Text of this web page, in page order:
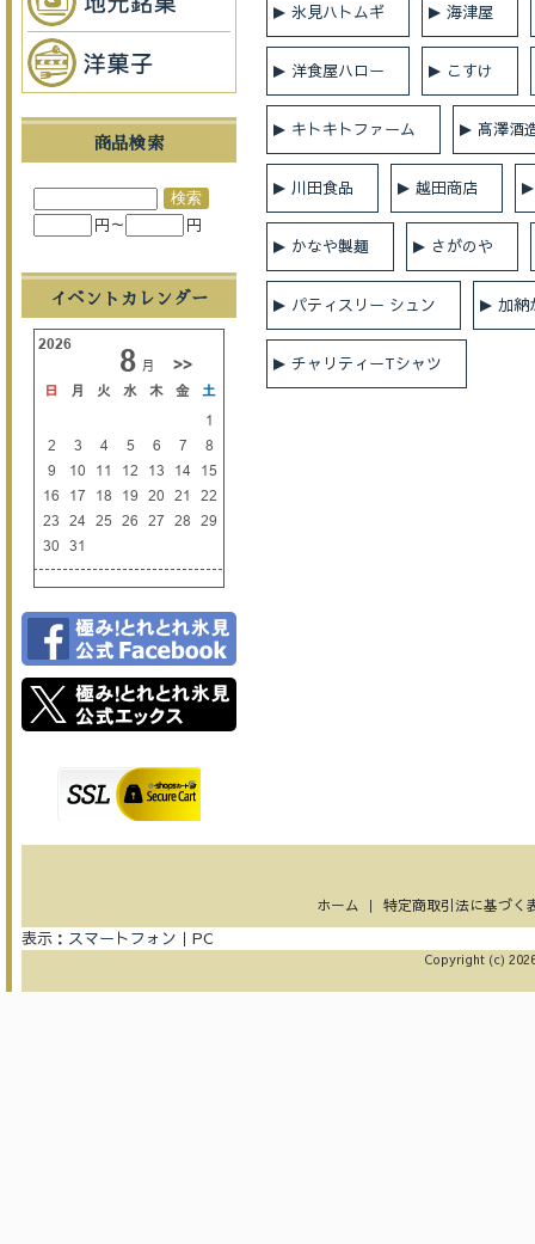
氷見ハトムギ 海津屋
洋食屋ハロー こすけ
キトキトファーム 髙澤酒
川田食品 越田商店
かなや製麺 さがのや
パティスリー シュン 加納
チャリティーTシャツ
商品検索
円～ 円
イベントカレンダー
ホーム ｜ 特定商取引法に基づく
表示： スマートフォン ｜ PC
Copyright (c)